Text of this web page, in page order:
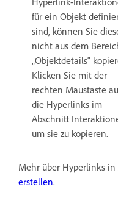
für ein Objekt
sind, können Sie
nicht aus dem
„Objektdetails“
Klicken Sie mit der
rechten Maustaste
die Hyperlinks im
Abschnitt
um sie zu kopieren.
Mehr über Hyperlinks
erstellen.